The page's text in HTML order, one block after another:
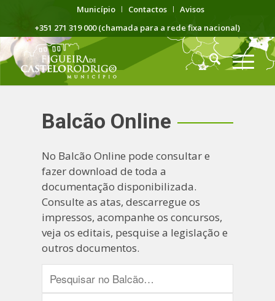
Município Contactos
Avisos
+351 271 319 000 (chamada para a rede fixa nacional)
Balcão Online
No Balcão Online pode consultar e
fazer download de toda a
documentação disponibilizada.
Consulte as atas, descarregue os
impressos, acompanhe os concursos,
veja os editais, pesquise a legislação e
outros documentos.